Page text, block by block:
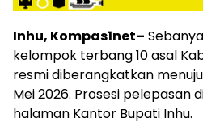
Inhu, Kompas1net–
kelompok terbang 10 asal
resmi diberangkatkan menuju
Mei 2026. Prosesi pelepasan
halaman Kantor Bupati Inhu.